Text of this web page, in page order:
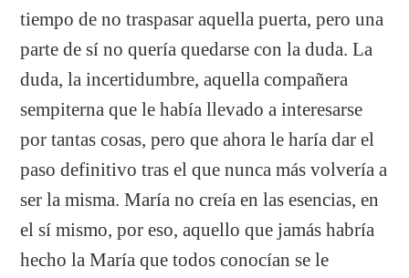
tiempo de no traspasar aquella puerta, pero una
parte de sí no quería quedarse con la duda. La
duda, la incertidumbre, aquella compañera
sempiterna que le había llevado a interesarse
por tantas cosas, pero que ahora le haría dar el
paso definitivo tras el que nunca más volvería a
ser la misma. María no creía en las esencias, en
el sí mismo, por eso, aquello que jamás habría
hecho la María que todos conocían se le